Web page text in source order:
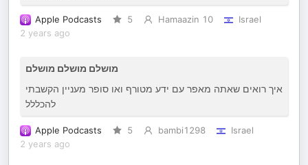
Apple Podcasts 5 Hamaazin 10
Israel
2 years ago
מושלם מושלם מושלם
איך רואים שאתה מאפר עם ידע מטורף ואו סופר מעניין הקשבתי
להכללל
Apple Podcasts 5 bambi1298
Israel
2 years ago